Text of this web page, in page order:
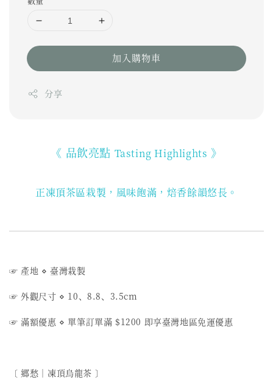
加入購物車
分享
《 品飲亮點 Tasting Highlights 》
正凍頂茶區栽製，風味飽滿，焙香餘韻悠長。
☞ 產地 ⋄ 臺灣栽製
☞ 外觀尺寸 ⋄ 10、8.8、3.5cm
☞ 滿額優惠 ⋄ 單筆訂單滿 $1200 即享臺灣地區免運優惠
〔 郷愁︱凍頂烏龍茶 〕